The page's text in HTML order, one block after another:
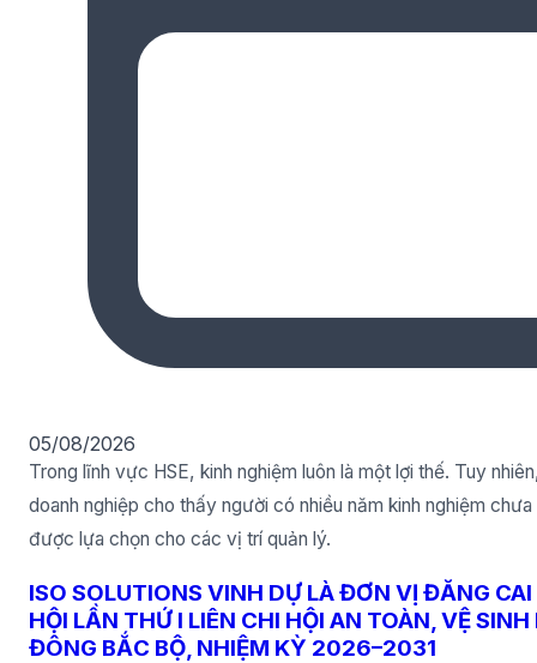
05/08/2026
Trong lĩnh vực HSE, kinh nghiệm luôn là một lợi thế. Tuy
doanh nghiệp cho thấy người có nhiều năm kinh nghiệm
được lựa chọn cho các vị trí quản lý.
ISO SOLUTIONS VINH DỰ LÀ ĐƠN VỊ ĐĂNG
HỘI LẦN THỨ I LIÊN CHI HỘI AN TOÀN, VỆ
ĐÔNG BẮC BỘ, NHIỆM KỲ 2026–2031